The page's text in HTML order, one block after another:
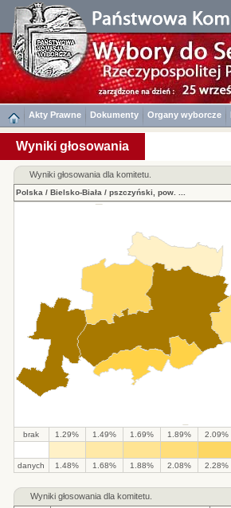
Akty Prawne Dokumenty Organy wyborcze
Wyniki głosowania
Wyniki głosowania dla komitetu.
Polska / Bielsko-Biała / pszczyński, pow.
brak 1.29% 1.49% 1.69% 1.89% 2.09%
danych 1.48% 1.68% 1.88% 2.08% 2.28%
Wyniki głosowania dla komitetu.